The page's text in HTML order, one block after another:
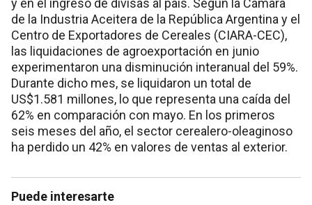
y en el ingreso de divisas al país. Según la Cámara
de la Industria Aceitera de la República Argentina y el
Centro de Exportadores de Cereales (CIARA-CEC),
las liquidaciones de agroexportación en junio
experimentaron una disminución interanual del 59%.
Durante dicho mes, se liquidaron un total de
US$1.581 millones, lo que representa una caída del
62% en comparación con mayo. En los primeros
seis meses del año, el sector cerealero-oleaginoso
ha perdido un 42% en valores de ventas al exterior.
Puede interesarte